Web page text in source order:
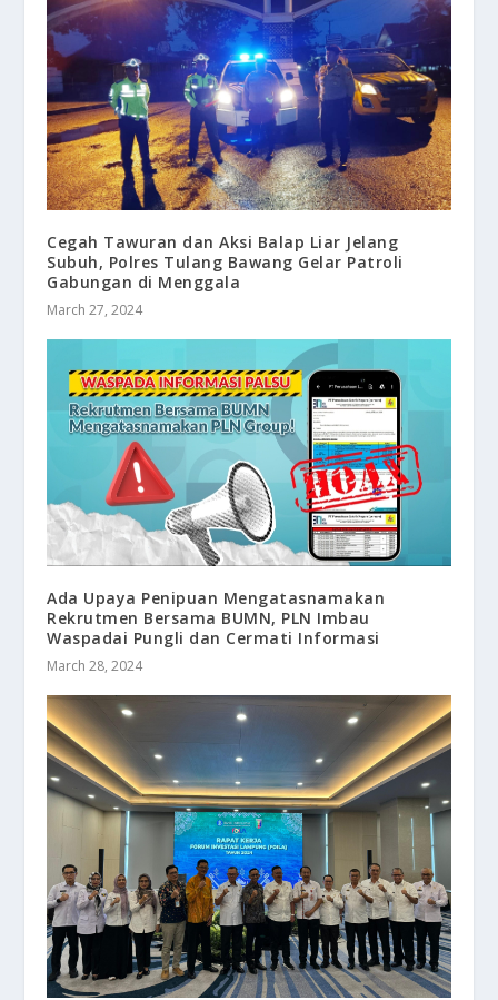
Cegah Tawuran dan Aksi Balap Liar Jelang
Subuh, Polres Tulang Bawang Gelar Patroli
Gabungan di Menggala
March 27, 2024
Ada Upaya Penipuan Mengatasnamakan
Rekrutmen Bersama BUMN, PLN Imbau
Waspadai Pungli dan Cermati Informasi
March 28, 2024